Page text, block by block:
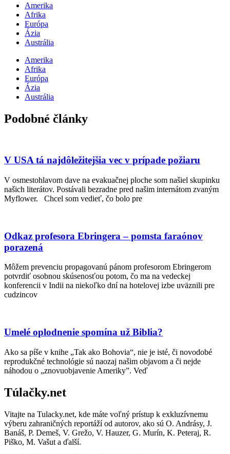
Amerika
Afrika
Európa
Ázia
Austrália
Amerika
Afrika
Európa
Ázia
Austrália
Podobné články
V USA tá najdôležitejšia vec v prípade požiaru
V osmestohlavom dave na evakuačnej ploche som našiel skupinku
našich literátov. Postávali bezradne pred našim internátom zvaným
Myflower. Chcel som vedieť, čo bolo pre
Odkaz profesora Ebringera – pomsta faraónov
porazená
Môžem prevenciu propagovanú pánom profesorom Ebringerom
potvrdiť osobnou skúsenosťou potom, čo ma na vedeckej
konferencii v Indii na niekoľko dní na hotelovej izbe uväznili pre
cudzincov
Umelé oplodnenie spomína už Biblia?
Ako sa píše v knihe „Tak ako Bohovia“, nie je isté, či novodobé
reprodukčné technológie sú naozaj našim objavom a či nejde
náhodou o „znovuobjavenie Ameriky”. Veď
Túlačky.net
Vitajte na Tulacky.net, kde máte voľný prístup k exkluzívnemu
výberu zahraničných reportáží od autorov, ako sú O. Andrásy, J.
Banáš, P. Demeš, V. Grežo, V. Hauzer, G. Murín, K. Peteraj, R.
Piško, M. Vašut a ďalší.